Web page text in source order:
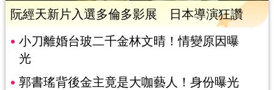
阮經天新片入選多倫多影展 日本導演狂讚
小刀離婚台玻二千金林文晴！情變原因曝
光
郭書瑤背後金主竟是大咖藝人！身份曝光